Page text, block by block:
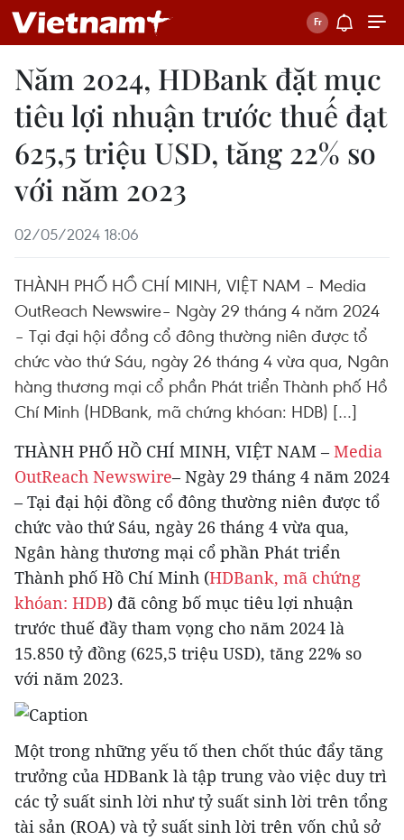
Năm 2024, HDBank đặt mục
tiêu lợi nhuận trước thuế đạt
625,5 triệu USD, tăng 22% so
với năm 2023
02/05/2024 18:06
THÀNH PHỐ HỒ CHÍ MINH, VIỆT NAM – Media
OutReach Newswire– Ngày 29 tháng 4 năm 2024
– Tại đại hội đồng cổ đông thường niên được tổ
chức vào thứ Sáu, ngày 26 tháng 4 vừa qua, Ngân
hàng thương mại cổ phần Phát triển Thành phố Hồ
Chí Minh (HDBank, mã chứng khóan: HDB) […]
THÀNH PHỐ HỒ CHÍ MINH, VIỆT NAM – Media
OutReach Newswire– Ngày 29 tháng 4 năm 2024
– Tại đại hội đồng cổ đông thường niên được tổ
chức vào thứ Sáu, ngày 26 tháng 4 vừa qua,
Ngân hàng thương mại cổ phần Phát triển
Thành phố Hồ Chí Minh (HDBank, mã chứng
khóan: HDB) đã công bố mục tiêu lợi nhuận
trước thuế đầy tham vọng cho năm 2024 là
15.850 tỷ đồng (625,5 triệu USD), tăng 22% so
với năm 2023.
Một trong những yếu tố then chốt thúc đẩy tăng
trưởng của HDBank là tập trung vào việc duy trì
các tỷ suất sinh lời như tỷ suất sinh lời trên tổng
tài sản (ROA) và tỷ suất sinh lời trên vốn chủ sở